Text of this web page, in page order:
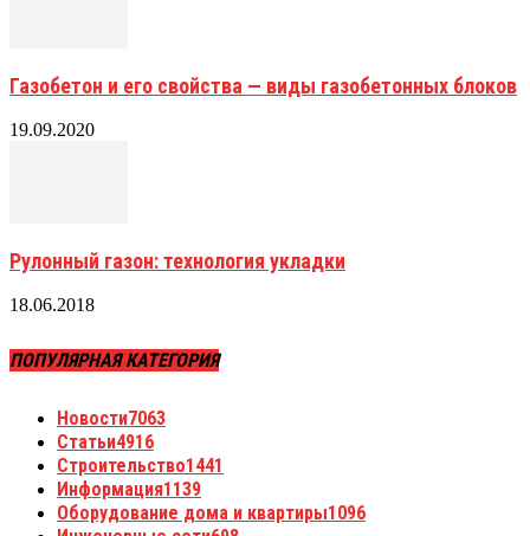
Газобетон и его свойства — виды газобетонных блоков
19.09.2020
Рулонный газон: технология укладки
18.06.2018
ПОПУЛЯРНАЯ КАТЕГОРИЯ
Новости7063
Статьи4916
Строительство1441
Информация1139
Оборудование дома и квартиры1096